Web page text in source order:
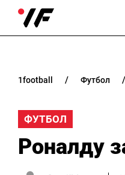
1football футбол
ФУТБОЛ
Роналду